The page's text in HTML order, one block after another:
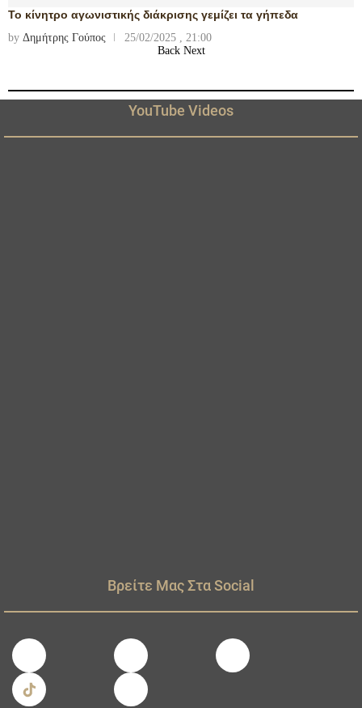
Το κίνητρο αγωνιστικής διάκρισης γεμίζει τα γήπεδα
by Δημήτρης Γούπος
25/02/2025 , 21:00
Back Next
YouTube Videos
Βρείτε Μας Στα Social